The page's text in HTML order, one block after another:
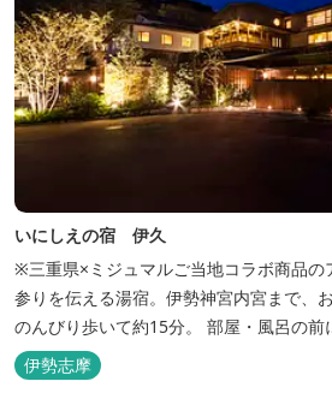
いにしえの宿 伊久
※三重県×ミジュマルご当地コラボ商品のアメニティ
参りを伝える湯宿。伊勢神宮内宮まで、
のんびり歩いて約15分。 部屋・風呂の前
のまま内宮の森へと連なっています。 お
る・・そんな気持ちになる宿です。 館内
伊勢志摩